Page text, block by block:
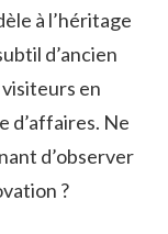
à l’héritage
d’ancien
en
d’affaires. Ne
d’observer
?